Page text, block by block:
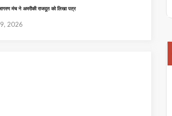
मंच ने अमरीकी राजदूत को लिखा पत्र
2026